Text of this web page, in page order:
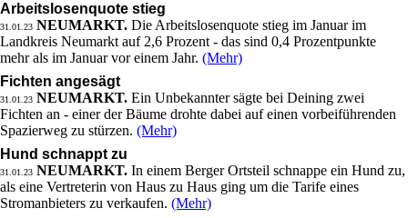
Arbeitslosenquote stieg
31.01.23 NEUMARKT. Die Arbeitslosenquote stieg im Januar im
Landkreis Neumarkt auf 2,6 Prozent - das sind 0,4 Prozentpunkte
mehr als im Januar vor einem Jahr. (Mehr)
Fichten angesägt
31.01.23 NEUMARKT. Ein Unbekannter sägte bei Deining zwei
Fichten an - einer der Bäume drohte dabei auf einen vorbeiführenden
Spazierweg zu stürzen. (Mehr)
Hund schnappt zu
31.01.23 NEUMARKT. In einem Berger Ortsteil schnappe ein Hund zu,
als eine Vertreterin von Haus zu Haus ging um die Tarife eines
Stromanbieters zu verkaufen. (Mehr)